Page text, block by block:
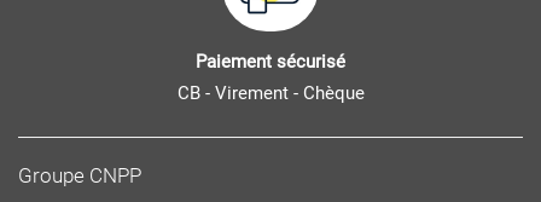
Paiement sécurisé
CB - Virement - Chèque
Groupe CNPP